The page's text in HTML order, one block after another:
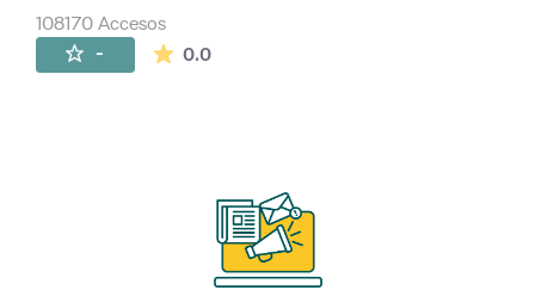
108170 Accesos
- 0.0La valoración media es de 0 estrellas de